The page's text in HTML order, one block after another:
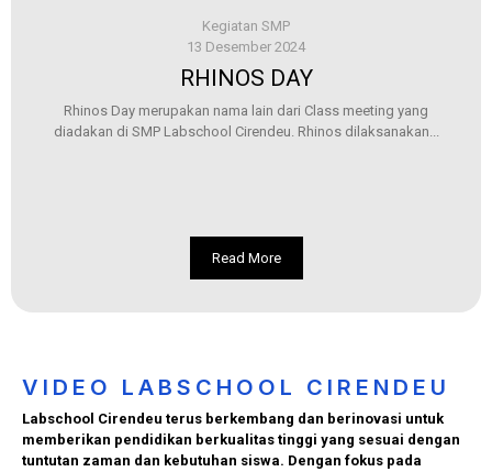
Kegiatan SMP
13 Desember 2024
RHINOS DAY
Rhinos Day merupakan nama lain dari Class meeting yang
diadakan di SMP Labschool Cirendeu. Rhinos dilaksanakan...
Read More
VIDEO LABSCHOOL CIRENDEU
Labschool Cirendeu terus berkembang dan berinovasi untuk
memberikan pendidikan berkualitas tinggi yang sesuai dengan
tuntutan zaman dan kebutuhan siswa. Dengan fokus pada